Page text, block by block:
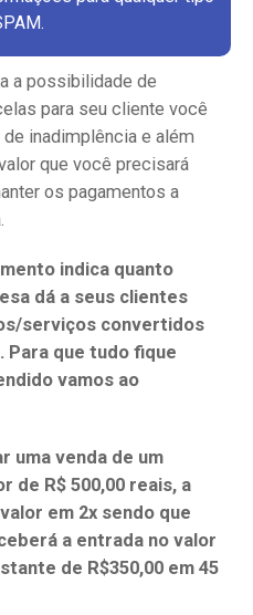
a possibilidade de
para seu cliente você
inadimplência e além
que você precisará
os pagamentos a
indica quanto
dá a seus clientes
serviços convertidos
Para que tudo fique
vamos ao
uma venda de um
de R$ 500,00 reais, a
em 2x sendo que
a entrada no valor
de R$350,00 em 45